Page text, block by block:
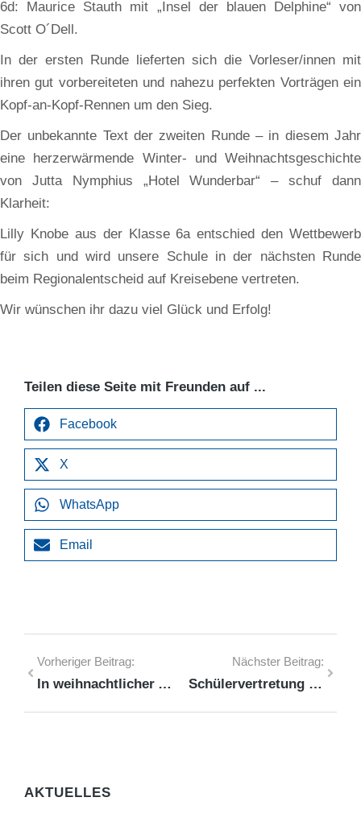
6d: Maurice Stauth mit „Insel der blauen Delphine“ von
Scott O´Dell.
In der ersten Runde lieferten sich die Vorleser/innen mit
ihren gut vorbereiteten und nahezu perfekten Vorträgen ein
Kopf-an-Kopf-Rennen um den Sieg.
Der unbekannte Text der zweiten Runde – in diesem Jahr
eine herzerwärmende Winter- und Weihnachtsgeschichte
von Jutta Nymphius „Hotel Wunderbar“ – schuf dann
Klarheit:
Lilly Knobe aus der Klasse 6a entschied den Wettbewerb
für sich und wird unsere Schule in der nächsten Runde
beim Regionalentscheid auf Kreisebene vertreten.
Wir wünschen ihr dazu viel Glück und Erfolg!
Teilen diese Seite mit Freunden auf ...
Facebook
X
WhatsApp
Email
Vorheriger Beitrag:
In weihnachtlicher Atmosphäre auf den Advent eingestimmt
Nächster Beitrag:
Schülervertretung schmückt Weihnachtsbaum für die Schulgemeinschaft
AKTUELLES